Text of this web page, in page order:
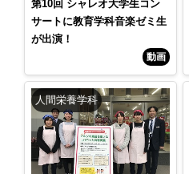
第10回 シャレオ大学生コン
サートに教育学科音楽ゼミ生
が出演！
動画
人間栄養学科